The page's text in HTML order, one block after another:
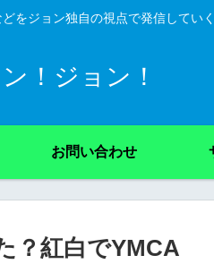
をジョン独自の視点で発信していく
！ジョン！
お問い合わせ
？紅白でYMCA